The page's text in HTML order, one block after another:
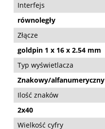
Interfejs
równoległy
Złącze
goldpin 1 x 16 x 2.54 mm
Typ wyświetlacza
Znakowy/alfanumeryczny
Ilość znaków
2x40
Wielkość cyfry